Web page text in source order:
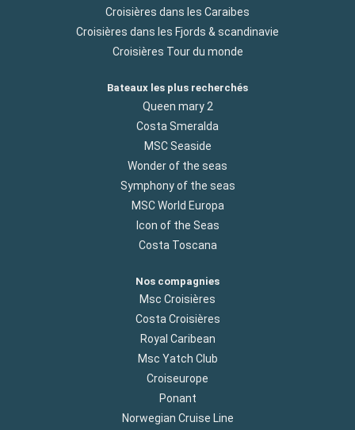
Croisières dans les Caraibes
Croisières dans les Fjords & scandinavie
Croisières Tour du monde
Bateaux les plus recherchés
Queen mary 2
Costa Smeralda
MSC Seaside
Wonder of the seas
Symphony of the seas
MSC World Europa
Icon of the Seas
Costa Toscana
Nos compagnies
Msc Croisières
Costa Croisières
Royal Caribean
Msc Yatch Club
Croiseurope
Ponant
Norwegian Cruise Line